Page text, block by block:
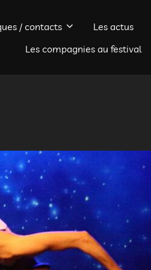
/ contacts Les actus
Les compagnies au festival